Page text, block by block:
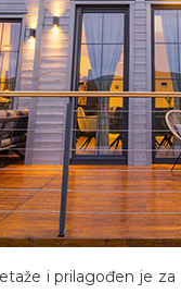
i prilagođen je